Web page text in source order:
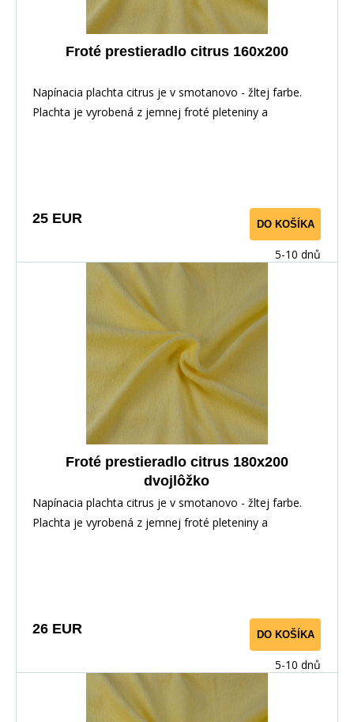
Froté prestieradlo citrus 160x200
Napínacia plachta citrus je v smotanovo - žltej farbe.
Plachta je vyrobená z jemnej froté pleteniny a
25 EUR DO KOŠÍKA
5-10 dnů
Froté prestieradlo citrus 180x200
dvojlôžko
Napínacia plachta citrus je v smotanovo - žltej farbe.
Plachta je vyrobená z jemnej froté pleteniny a
26 EUR DO KOŠÍKA
5-10 dnů